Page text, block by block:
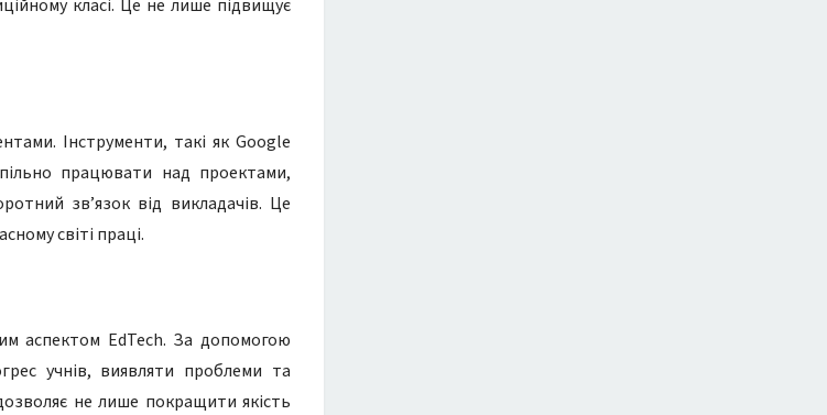
класі. Це не лише підвищує
Інструменти, такі як Google
працювати над проектами,
зв’язок від викладачів. Це
світі праці.
аспектом EdTech. За допомогою
учнів, виявляти проблеми та
не лише покращити якість